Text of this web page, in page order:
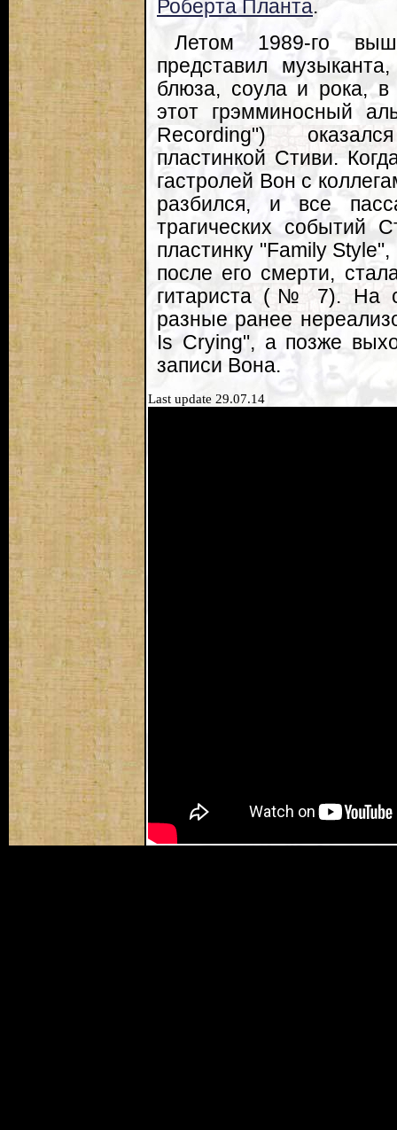
Роберта Планта.
Летом 1989-го
представил
блюза, соула и рока,
этот грэмминосный
Recording")
пластинкой Стиви.
гастролей Вон с
разбился, и все
трагических событий
пластинку "Family
после его смерти,
гитариста (№ 7). На
разные ранее
Is Crying", а позже
записи Вона.
Last update 29.07.14